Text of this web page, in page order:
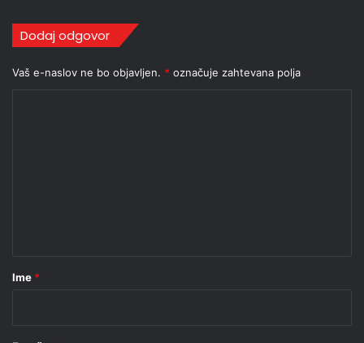
Dodaj odgovor
Vaš e-naslov ne bo objavljen. * označuje zahtevana polja
rIme *